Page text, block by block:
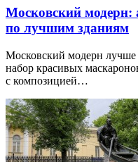
Московский
по лучшим зданиям
Московский модерн лучше
набор красивых
с композицией…